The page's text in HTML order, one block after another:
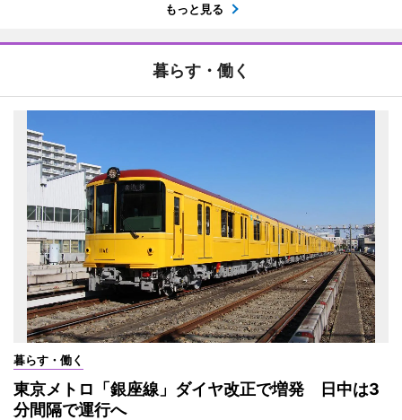
もっと見る
暮らす・働く
暮らす・働く
東京メトロ「銀座線」ダイヤ改正で増発 日中は3
分間隔で運行へ